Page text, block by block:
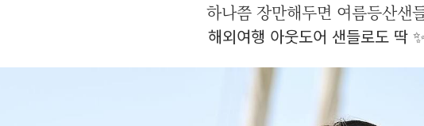
하나쯤 장만해두면 여름등산샌
해외여행 아웃도어 샌들로도 딱